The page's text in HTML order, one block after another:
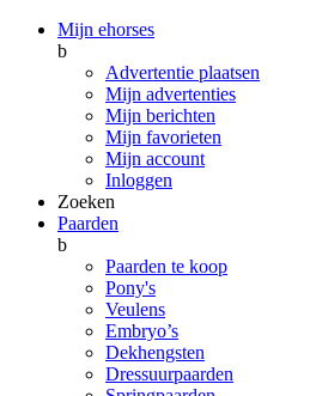
Mijn ehorses
b
Advertentie plaatsen
Mijn advertenties
Mijn berichten
Mijn favorieten
Mijn account
Inloggen
Zoeken
Paarden
b
Paarden te koop
Pony's
Veulens
Embryo’s
Dekhengsten
Dressuurpaarden